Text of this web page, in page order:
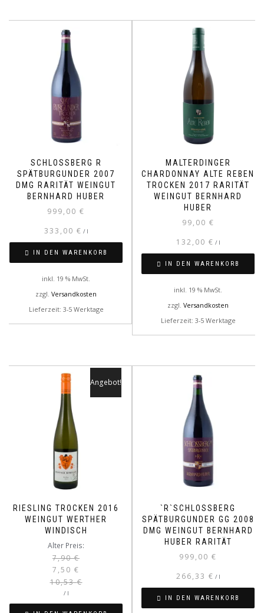
SCHLOSSBERG R
SPÄTBURGUNDER 2007
DMG RARITÄT WEINGUT
BERNHARD HUBER
999,00 €
333,00 € / l
IN DEN WARENKORB
inkl. 19 % MwSt.
zzgl. Versandkosten
Lieferzeit: 3-5 Werktage
MALTERDINGER
CHARDONNAY ALTE REBEN
TROCKEN 2017 RARITÄT
WEINGUT BERNHARD
HUBER
99,00 €
132,00 € / l
IN DEN WARENKORB
inkl. 19 % MwSt.
zzgl. Versandkosten
Lieferzeit: 3-5 Werktage
RIESLING TROCKEN 2016
WEINGUT WERTHER
WINDISCH
Angebot!
Alter Preis:
7,90€
7,50 €
10,53€
/ l
`R`SCHLOSSBERG
SPÄTBURGUNDER GG 2008
DMG WEINGUT BERNHARD
HUBER RARITÄT
999,00 €
266,33 € / l
IN DEN WARENKORB